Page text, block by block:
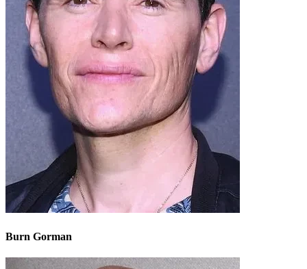
Burn Gorman